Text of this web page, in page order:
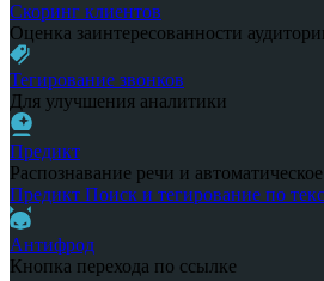
Скоринг клиентов
Оценка заинтересованности
Тегирование звонков
Для улучшения аналитики
Предикт
Распознавание речи и
Предикт Поиск и тегирование по
Антифрод
Кнопка перехода по ссылке